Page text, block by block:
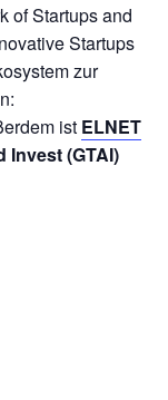
of Startups and
Startups
zur
ist ELNET
Invest (GTAI)